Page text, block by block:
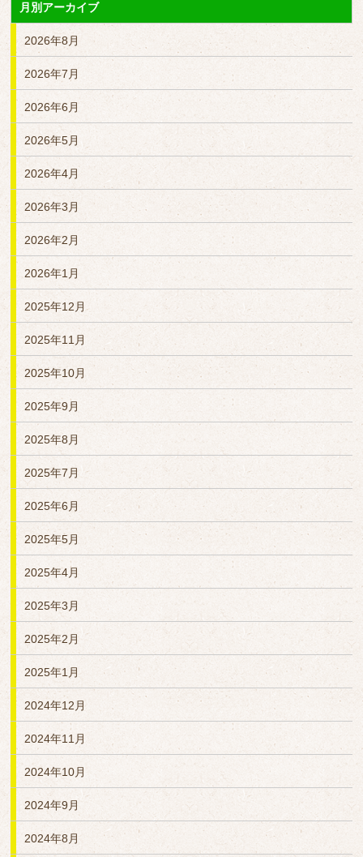
月別アーカイブ
2026年8月
2026年7月
2026年6月
2026年5月
2026年4月
2026年3月
2026年2月
2026年1月
2025年12月
2025年11月
2025年10月
2025年9月
2025年8月
2025年7月
2025年6月
2025年5月
2025年4月
2025年3月
2025年2月
2025年1月
2024年12月
2024年11月
2024年10月
2024年9月
2024年8月